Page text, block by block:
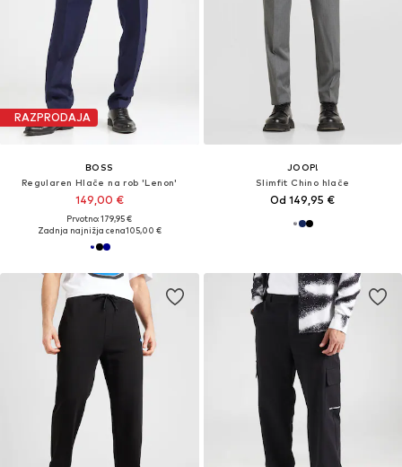
RAZPRODAJA
BOSS
Regularen Hlače na rob 'Lenon'
149,00 €
Prvotno: 179,95 €
Zadnja najnižja cena105,00 €
JOOP!
Slimfit Chino hlače
Od 149,95 €